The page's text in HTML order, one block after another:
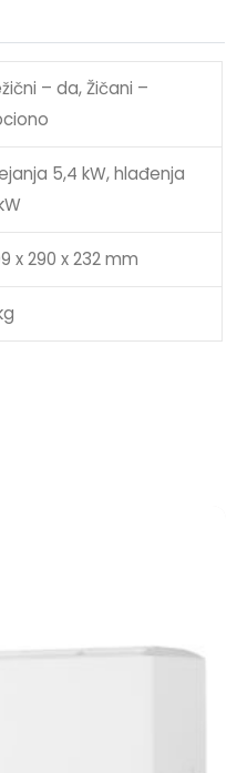
– da, Žičani –
5,4 kW, hlađenja
x 290 x 232 mm